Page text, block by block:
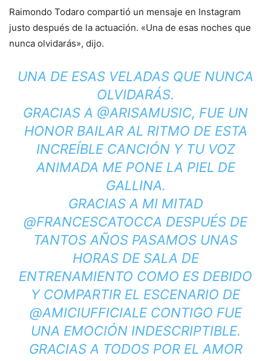
Raimondo Todaro compartió un mensaje en Instagram
justo después de la actuación. «Una de esas noches que
nunca olvidarás», dijo.
UNA DE ESAS VELADAS QUE NUNCA
OLVIDARÁS.
GRACIAS A @ARISAMUSIC, FUE UN
HONOR BAILAR AL RITMO DE ESTA
INCREÍBLE CANCIÓN Y TU VOZ
ANIMADA ME PONE LA PIEL DE
GALLINA.
GRACIAS A MI MITAD
@FRANCESCATOCCA DESPUÉS DE
TANTOS AÑOS PASAMOS UNAS
HORAS DE SALA DE
ENTRENAMIENTO COMO ES DEBIDO
Y COMPARTIR EL ESCENARIO DE
@AMICIUFFICIALE CONTIGO FUE
UNA EMOCIÓN INDESCRIPTIBLE.
GRACIAS A TODOS POR EL AMOR